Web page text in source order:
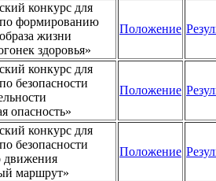
конкурс для
по формированию
жизни
здоровья»
Положение
конкурс для
безопасности
опасность»
Положение
конкурс для
безопасности
движения
маршрут»
Положение